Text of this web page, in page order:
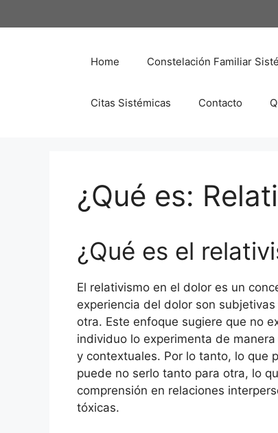
al
Home Constelación Familiar
Citas Sistémicas Contacto
¿Qué es:
¿Qué es el
El relativismo en el dolor es un
experiencia del dolor son
otra. Este enfoque sugiere que no
individuo lo experimenta de
y contextuales. Por lo tanto, lo que
puede no serlo tanto para otra, lo
comprensión en relaciones
tóxicas.